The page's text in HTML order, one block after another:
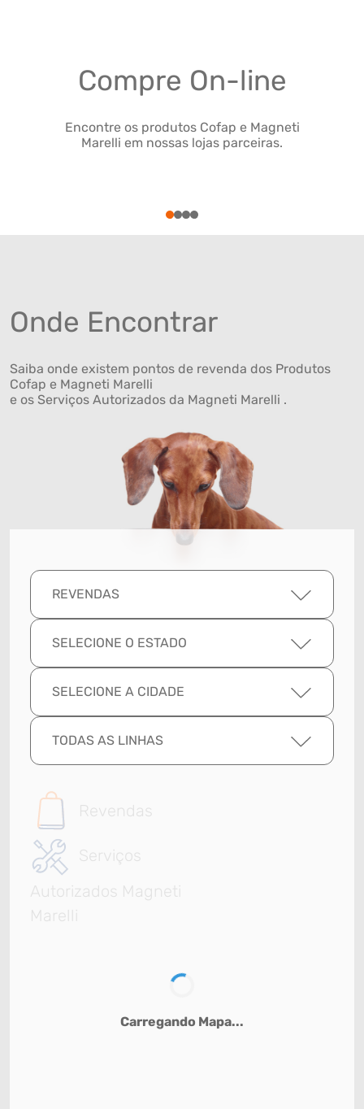
Compre On-line
Encontre os produtos Cofap e Magneti
Marelli em nossas lojas parceiras.
1234
Onde Encontrar
Saiba onde existem pontos de revenda dos Produtos
Cofap e Magneti Marelli
e os Serviços Autorizados da Magneti Marelli .
REVENDAS
SELECIONE O ESTADO
SELECIONE A CIDADE
TODAS AS LINHAS
Revendas
Serviços
Autorizados Magneti
Marelli